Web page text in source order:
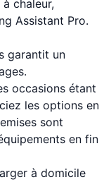
chaleur,
Assistant Pro.
garantit un
occasions étant
les options en
sont
en fin
à domicile